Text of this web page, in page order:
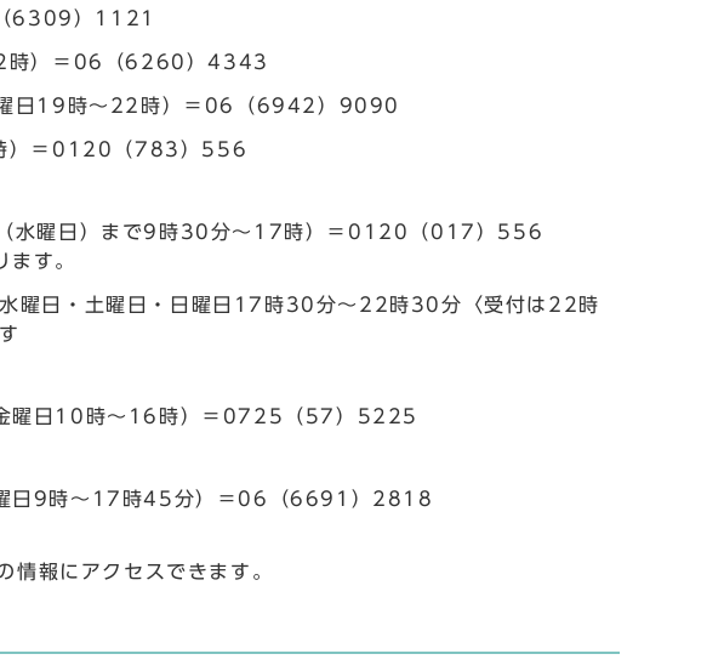
6309）1121
時）＝06（6260）4343
曜日19時～22時）＝06（6942）9090
）＝0120（783）556
水曜日）まで9時30分～17時）＝0120（017）556
す。
曜日・土曜日・日曜日17時30分～22時30分〈受付は22時
金曜日10時～16時）＝0725（57）5225
曜日9時～17時45分）＝06（6691）2818
情報にアクセスできます。